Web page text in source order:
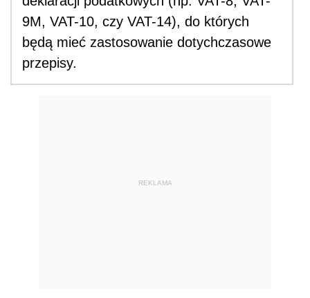
9M, VAT-10, czy VAT-14), do których
będą mieć zastosowanie dotychczasowe
przepisy.
REKLAMA